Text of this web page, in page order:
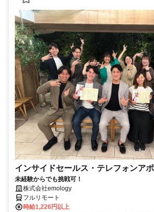
インサイドセールス・テレフォンア
未経験からでも挑戦可！
株式会社emology
フルリモート
時給1,226円以上